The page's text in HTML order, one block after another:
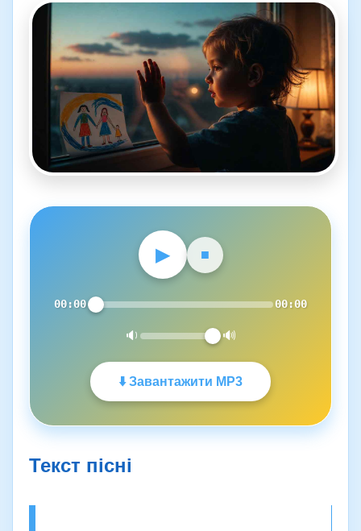
▶ ■
00:00 00:00
🔉 🔊
⬇️ Завантажити MP3
Текст пісні